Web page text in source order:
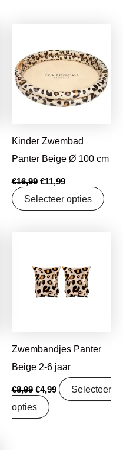
Kinder Zwembad
Panter Beige Ø 100 cm
€16,99
was:
€16,99.
€11,99
is:
€11,99.
Selecteer opties
Zwembandjes Panter
Beige 2-6 jaar
€8,99
€8,99.
€4,99
€4,99.
Selecteer
opties